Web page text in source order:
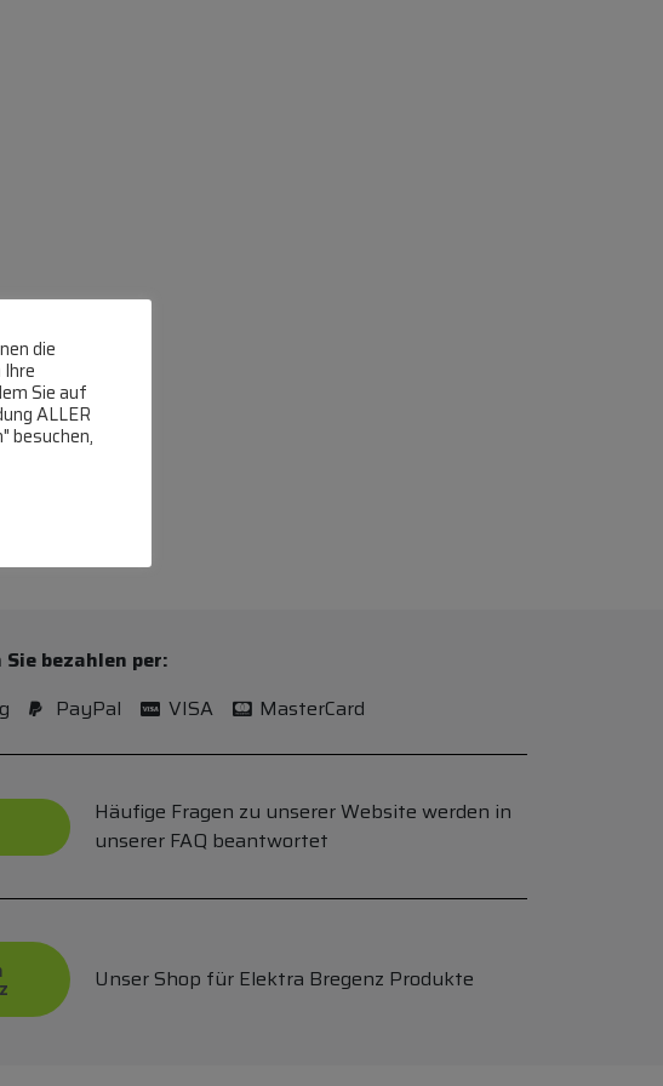
bezahlen per:
PayPal VISA MasterCard
Häufige Fragen zu unserer Website werden in
unserer FAQ beantwortet
Unser Shop für Elektra Bregenz Produkte
die
Sie auf
ALLER
besuchen,